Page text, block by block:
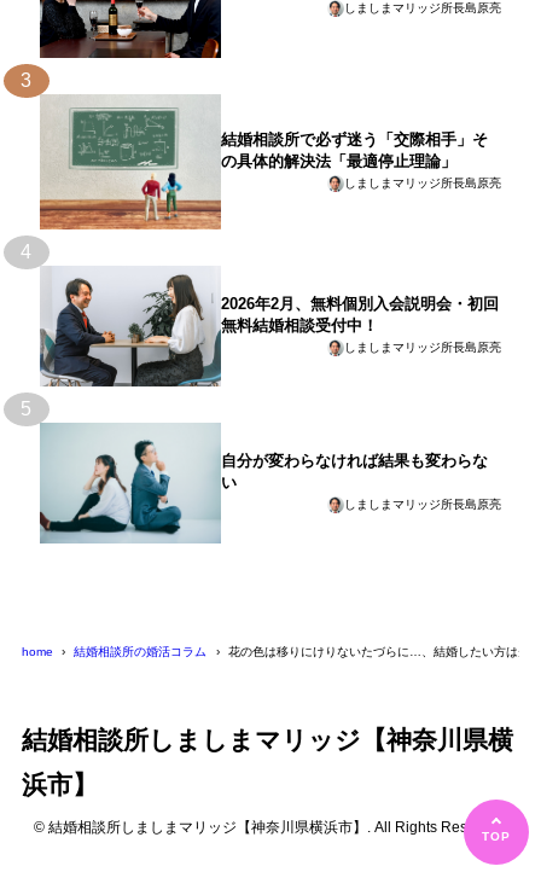
しましまマリッジ所長島原亮
3
結婚相談所で必ず迷う「交際相手」そ
の具体的解決法「最適停止理論」
しましまマリッジ所長島原亮
4
2026年2月、無料個別入会説明会・初回
無料結婚相談受付中！
しましまマリッジ所長島原亮
5
自分が変わらなければ結果も変わらな
い
しましまマリッジ所長島原亮
home 結婚相談所の婚活コラム 花の色は移りにけりないたづらに…、結婚したい方は先
結婚相談所しましまマリッジ【神奈川県横
浜市】
© 結婚相談所しましまマリッジ【神奈川県横浜市】. All Rights Reserved.